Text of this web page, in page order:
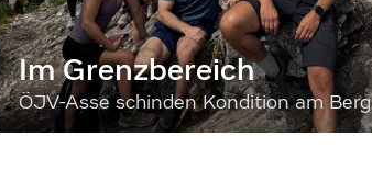
Im Grenzbereich
ÖJV-Asse schinden Kondition am Berg